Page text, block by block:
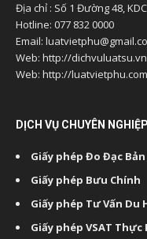
Địa chỉ : Số 1 Đường 48,
Hotline: 077 832 0000
Email:
Web: http://
Web: http://
DỊCH VỤ CHUYÊN NGHIỆP
Giấy phép Đo Đạc
Giấy phép Bưu Chính
Giấy phép Tư Vấn Du
Giấy phép VSAT Thực